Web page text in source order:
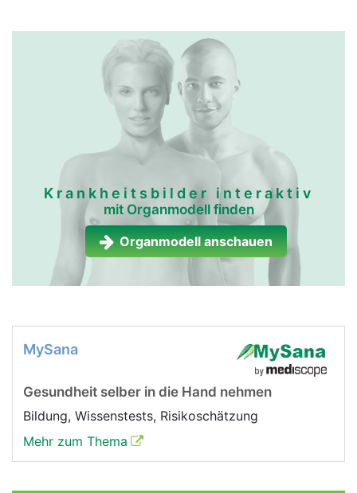
Krankheitsbilder interaktiv
mit Organmodell finden
Organmodell anschauen
MySana
Gesundheit selber in die Hand nehmen
Bildung, Wissenstests, Risikoschätzung
Mehr zum Thema